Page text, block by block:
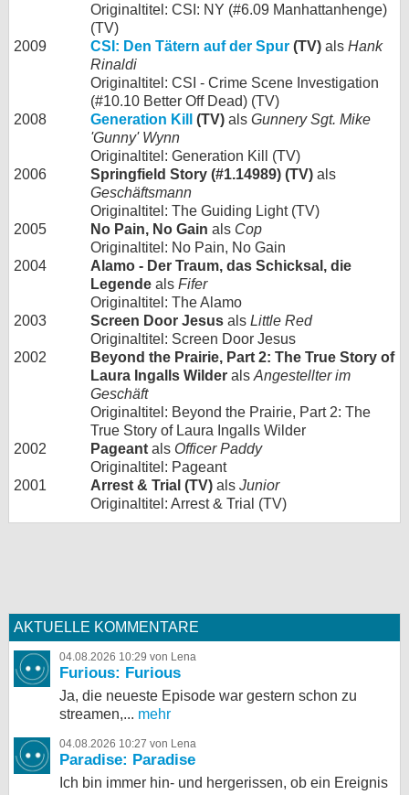
Originaltitel: CSI: NY (#6.09 Manhattanhenge)
(TV)
2009
CSI: Den Tätern auf der Spur (TV) als Hank
Rinaldi
Originaltitel: CSI - Crime Scene Investigation
(#10.10 Better Off Dead) (TV)
2008
Generation Kill (TV) als Gunnery Sgt. Mike
'Gunny' Wynn
Originaltitel: Generation Kill (TV)
2006
Springfield Story (#1.14989) (TV) als
Geschäftsmann
Originaltitel: The Guiding Light (TV)
2005
No Pain, No Gain als Cop
Originaltitel: No Pain, No Gain
2004
Alamo - Der Traum, das Schicksal, die
Legende als Fifer
Originaltitel: The Alamo
2003
Screen Door Jesus als Little Red
Originaltitel: Screen Door Jesus
2002
Beyond the Prairie, Part 2: The True Story of
Laura Ingalls Wilder als Angestellter im
Geschäft
Originaltitel: Beyond the Prairie, Part 2: The
True Story of Laura Ingalls Wilder
2002
Pageant als Officer Paddy
Originaltitel: Pageant
2001
Arrest & Trial (TV) als Junior
Originaltitel: Arrest & Trial (TV)
AKTUELLE KOMMENTARE
04.08.2026 10:29 von Lena
Furious: Furious
Ja, die neueste Episode war gestern schon zu
streamen,... mehr
04.08.2026 10:27 von Lena
Paradise: Paradise
Ich bin immer hin- und hergerissen, ob ein Ereignis